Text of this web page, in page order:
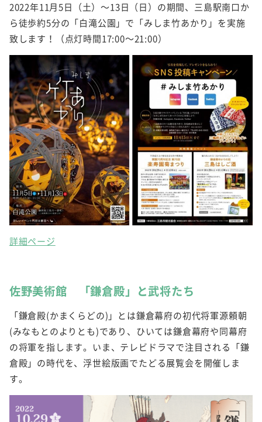
2022年11月5日（土）～13日（日）の期間、三島駅南口か
ら徒歩約5分の「白滝公園」で「みしま竹あかり」を実施
致します！（点灯時間17:00～21:00）
詳細ページ
佐野美術館 「鎌倉殿」と武将たち
「鎌倉殿(かまくらどの)」とは鎌倉幕府の初代将軍源頼朝
(みなもとのよりとも)であり、ひいては鎌倉幕府や同幕府
の将軍を指します。いま、テレビドラマで注目される「鎌
倉殿」の時代を、浮世絵版画でたどる展覧会を開催しま
す。